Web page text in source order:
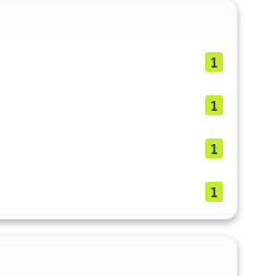
1
1
1
1